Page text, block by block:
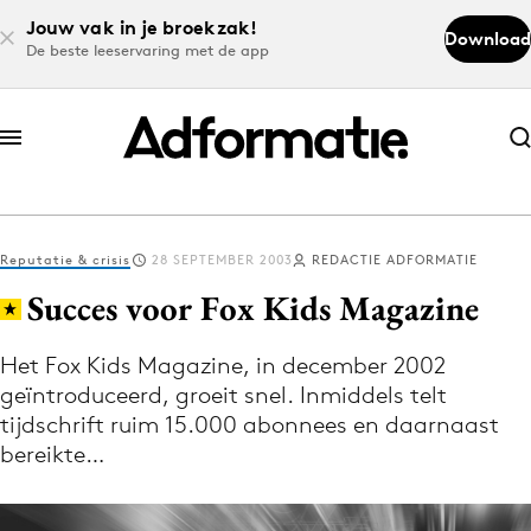
Jouw vak in je broekzak!
De beste leeservaring met de app
Download
Abonneer nu
Abonneer nu
Log in
Download de app
Volg het laatste nieuws via de Adformatie
Nieuws app
Reputatie & crisis 28 SEPTEMBER 2003 REDACTIE ADFORMATIE
Succes voor Fox Kids Magazine
Het Fox Kids Magazine, in december 2002
geïntroduceerd, groeit snel. Inmiddels telt
tijdschrift ruim 15.000 abonnees en daarnaast
bereikte…